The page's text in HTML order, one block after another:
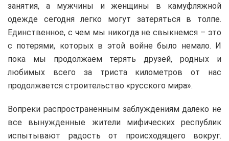
занятия, а мужчины и женщины в камуфляжной
одежде сегодня легко могут затеряться в толпе.
Единственное, с чем мы никогда не свыкнемся – это
с потерями, которых в этой войне было немало. И
пока мы продолжаем терять друзей, родных и
любимых всего за триста километров от нас
продолжается строительство «русского мира».
Вопреки распространенным заблуждениям далеко не
все вынужденные жители мифических республик
испытывают радость от происходящего вокруг.